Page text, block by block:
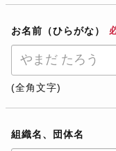
お名前（ひらがな）
(全角文字)
組織名、団体名